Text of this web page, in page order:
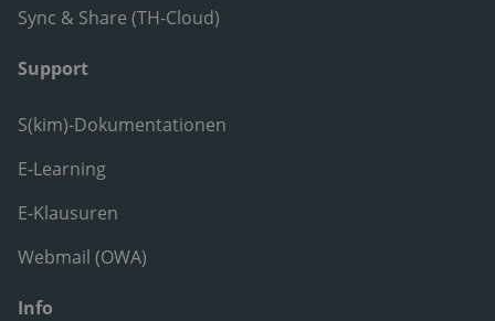
Sync & Share (TH-Cloud)
Support
S(kim)-Dokumentationen
E-Learning
E-Klausuren
Webmail (OWA)
Info